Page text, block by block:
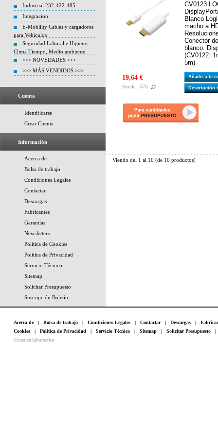
Industrial 232-422-485
Integracion
E-Mobility Cables y cargadores
para Vehiculos
Seguridad Laboral e Higiene,
Clima Tiempo, Medio ambiente
>>> NOVEDADES >>>
>>> MÁS VENDIDOS >>>
Cuenta
Identificarse
Crear Cuenta
Información
Acerca de
Bolsa de trabajo
Condiciones Legales
Contactar
Descargas
Fabricantes
Garantías
Newsletters
Política de Cookies
Política de Privacidad
Servicio Técnico
Sitemap
Solicitar Presupuesto
Suscripción Boletín
CV0123
Blanco
macho a
Conector
blanco.
(CV0122:
5m)
19,64 €
Stock : 576
Añadir a la
Descripción
Viendo del 1 al 10 (de 10 productos)
Acerca de| Bolsa de trabajo | Condiciones Legales | Contactar| Descargas |
Cookies | Política de Privacidad | Servicio Técnico | Sitemap | Solicitar Presupuesto
Conetica Informatica